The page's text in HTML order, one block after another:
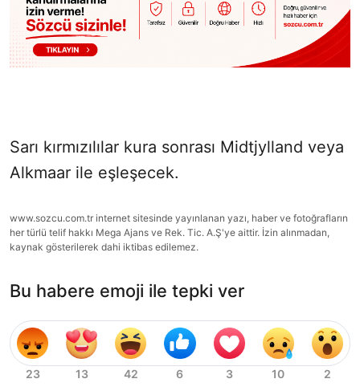
Sarı kırmızılılar kura sonrası Midtjylland veya
Alkmaar ile eşleşecek.
www.sozcu.com.tr internet sitesinde yayınlanan yazı, haber ve fotoğrafların
her türlü telif hakkı Mega Ajans ve Rek. Tic. A.Ş'ye aittir. İzin alınmadan,
kaynak gösterilerek dahi iktibas edilemez.
Bu habere emoji ile tepki ver